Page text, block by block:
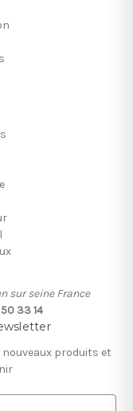
sur seine France
33 14
produits et